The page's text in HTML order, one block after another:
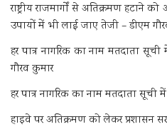
राष्ट्रीय राजमार्गों से अतिक्रमण हटाने
उपायों में भी लाई जाए तेजी – डीएम
हर पात्र नागरिक का नाम मतदाता सूची
गौरव कुमार
हर पात्र नागरिक का नाम मतदाता सूची
हाइवे पर अतिक्रमण को लेकर प्रशासन